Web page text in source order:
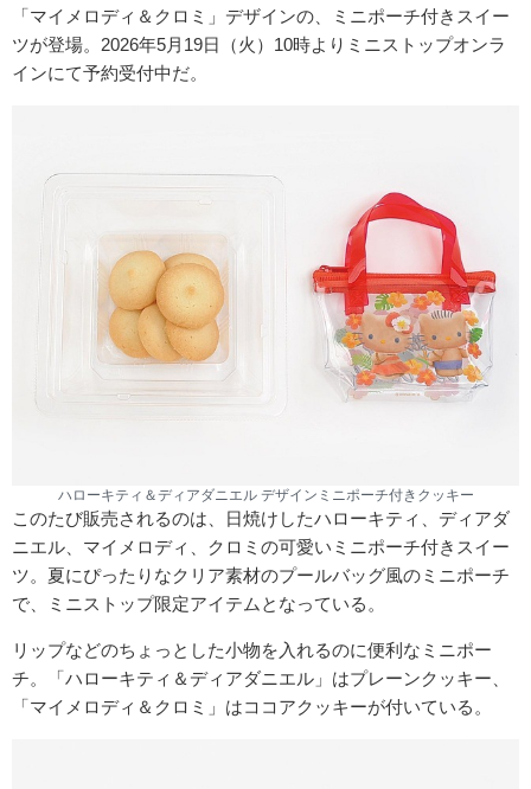
「マイメロディ＆クロミ」デザインの、ミニポーチ付きスイー
ツが登場。2026年5月19日（火）10時よりミニストップオンラ
インにて予約受付中だ。
ハローキティ＆ディアダニエル デザインミニポーチ付きクッキー
このたび販売されるのは、日焼けしたハローキティ、ディアダ
ニエル、マイメロディ、クロミの可愛いミニポーチ付きスイー
ツ。夏にぴったりなクリア素材のプールバッグ風のミニポーチ
で、ミニストップ限定アイテムとなっている。
リップなどのちょっとした小物を入れるのに便利なミニポー
チ。「ハローキティ＆ディアダニエル」はプレーンクッキー、
「マイメロディ＆クロミ」はココアクッキーが付いている。